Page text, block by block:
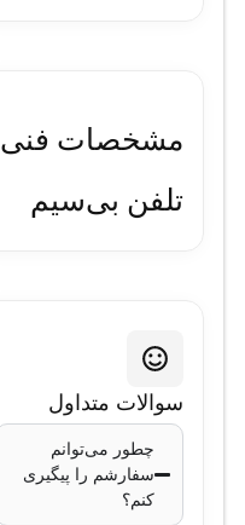
مشخصات فنی
تلفن بی‌سیم
W76P
صفحه نمایش:
نوع: LCD
سوالات متداول
چطور می‌توانم
سفارشم را پیگیری
کنم؟